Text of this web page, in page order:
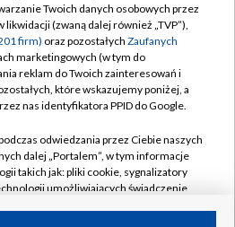
TVP
prywatności
Moje zgody
Pomoc
Kontakt
Kanały
Twoich danych osobowych przez
likwidacji (zwaną dalej również „TVP”),
firm) oraz pozostałych Zaufanych
marketingowych (w tym do
reklam do Twoich zainteresowań i
które wskazujemy poniżej, a
nas identyfikatora PPID do Google.
odwiedzania przez Ciebie naszych
dalej „Portalem”, w tym informacje
takich jak: pliki cookie, sygnalizatory
umożliwiających świadczenie